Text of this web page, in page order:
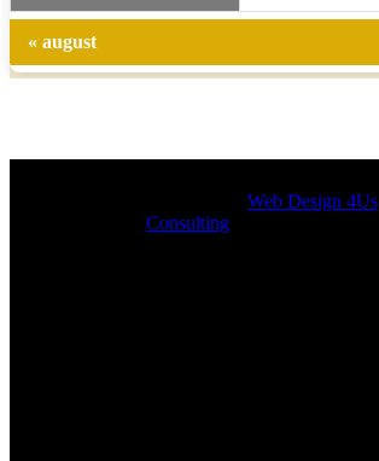
« august
Web Design 4Us
Consulting|